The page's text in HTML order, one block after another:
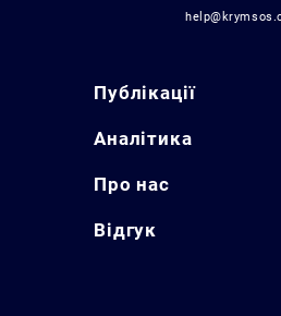
Публікації
Аналітика
Про нас
Відгук